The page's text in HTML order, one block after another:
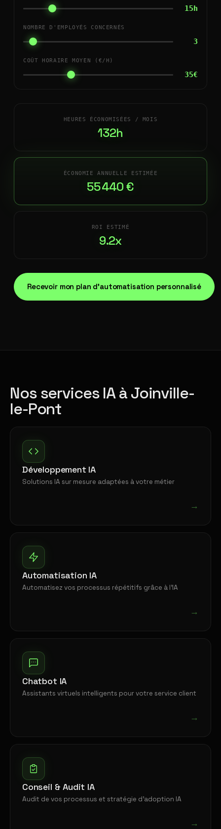
15h
NOMBRE D'EMPLOYÉS CONCERNÉS
3
COÛT HORAIRE MOYEN (€/H)
35€
HEURES ÉCONOMISÉES / MOIS
132h
ÉCONOMIE ANNUELLE ESTIMÉE
55 440 €
ROI ESTIMÉ
9.2x
Recevoir mon plan d'automatisation personnalisé
Nos services IA à Joinville-
le-Pont
Développement IA
Solutions IA sur mesure adaptées à votre métier
→
Automatisation IA
Automatisez vos processus répétitifs grâce à l'IA
→
Chatbot IA
Assistants virtuels intelligents pour votre service client
→
Conseil & Audit IA
Audit de vos processus et stratégie d'adoption IA
→